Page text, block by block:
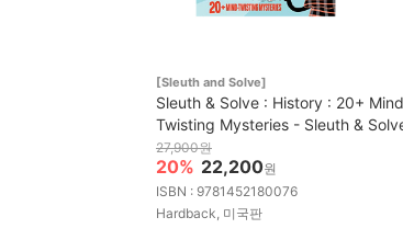
[Sleuth and Solve]
Sleuth & Solve : History : 20+
Twisting Mysteries - Sleuth &
27,900원
20% 22,200원
ISBN : 9781452180076
Hardback, 미국판